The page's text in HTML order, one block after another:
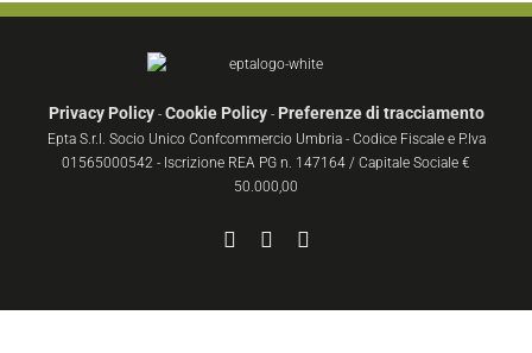
Privacy Policy- Cookie Policy- Preferenze di tracciamento
Epta S.r.l. Socio Unico Confcommercio Umbria - Codice Fiscale e P.Iva
01565000542 - Iscrizione REA PG n. 147164 / Capitale Sociale €
50.000,00
FacebookYouTube